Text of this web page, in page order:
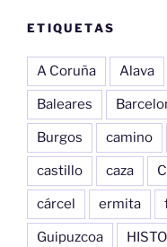
ETIQUETAS
A Coruña Alava
Baleares
Burgos camino
castillo caza
cárcel ermita
Guipuzcoa